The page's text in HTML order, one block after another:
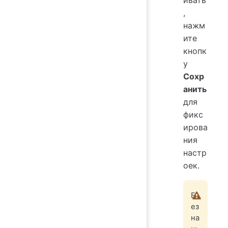
,
нажм
ите
кнопк
у
Сохр
анить
для
фикс
ирова
ния
настр
оек.
Б
ез
на